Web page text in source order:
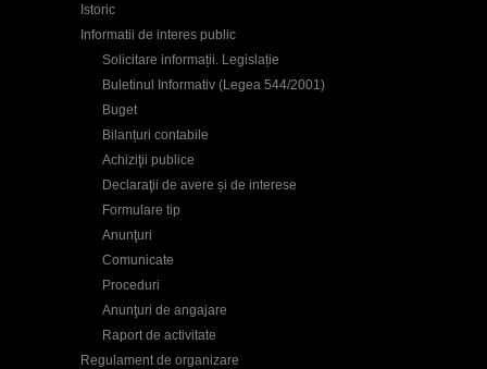
Istoric
Informatii de interes public
Solicitare informații. Legislație
Buletinul Informativ (Legea 544/2001)
Buget
Bilanțuri contabile
Achiziţii publice
Declaraţii de avere și de interese
Formulare tip
Anunţuri
Comunicate
Proceduri
Anunţuri de angajare
Raport de activitate
Regulament de organizare